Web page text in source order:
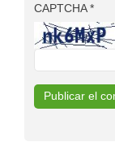
CAPTCHA*